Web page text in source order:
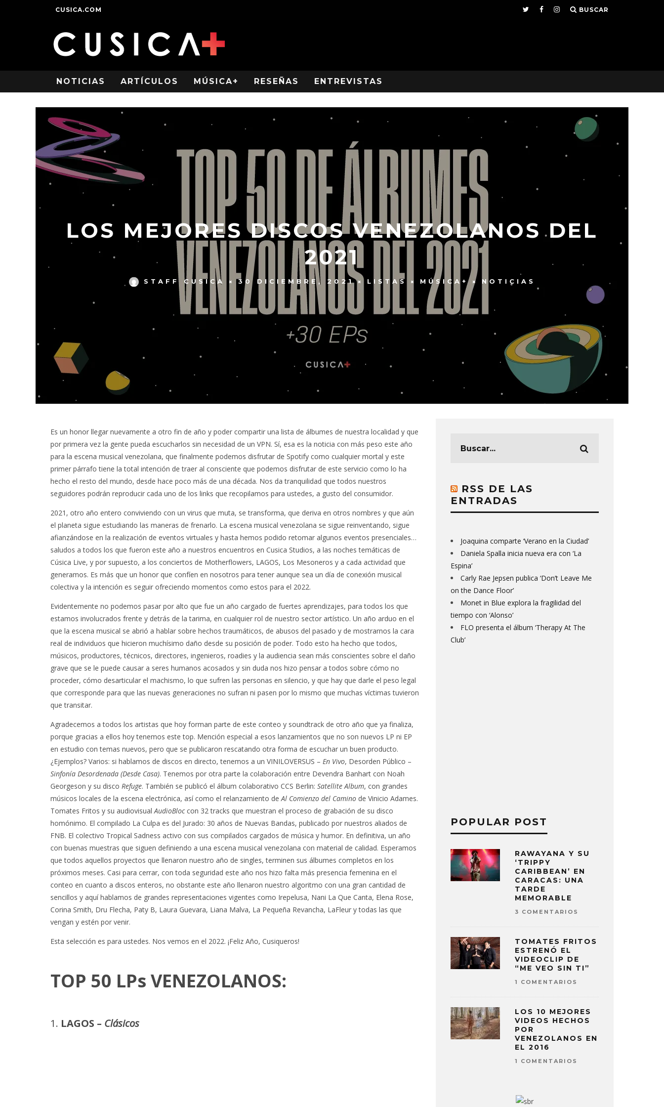
CUSICA.COM BUSCAR
NOTICIAS ARTÍCULOS MÚSICA+ RESEÑAS ENTREVISTAS
LOS MEJORES DISCOS VENEZOLANOS DEL
2021
STAFF CUSICA 30 DICIEMBRE, 2021 LISTAS MÚSICA+ NOTICIAS
Es un honor llegar nuevamente a otro fin de año y poder compartir una lista de álbumes de nuestra localidad y que
por primera vez la gente pueda escucharlos sin necesidad de un VPN. Sí, esa es la noticia con más peso este año
para la escena musical venezolana, que finalmente podemos disfrutar de Spotify como cualquier mortal y este
primer párrafo tiene la total intención de traer al consciente que podemos disfrutar de este servicio como lo ha
hecho el resto del mundo, desde hace poco más de una década. Nos da tranquilidad que todos nuestros
seguidores podrán reproducir cada uno de los links que recopilamos para ustedes, a gusto del consumidor.
2021, otro año entero conviviendo con un virus que muta, se transforma, que deriva en otros nombres y que aún
el planeta sigue estudiando las maneras de frenarlo. La escena musical venezolana se sigue reinventando, sigue
afianzándose en la realización de eventos virtuales y hasta hemos podido retomar algunos eventos presenciales…
saludos a todos los que fueron este año a nuestros encuentros en Cusica Studios, a las noches temáticas de
Cúsica Live, y por supuesto, a los conciertos de Motherflowers, LAGOS, Los Mesoneros y a cada actividad que
generamos. Es más que un honor que confíen en nosotros para tener aunque sea un día de conexión musical
colectiva y la intención es seguir ofreciendo momentos como estos para el 2022.
Evidentemente no podemos pasar por alto que fue un año cargado de fuertes aprendizajes, para todos los que
estamos involucrados frente y detrás de la tarima, en cualquier rol de nuestro sector artístico. Un año arduo en el
que la escena musical se abrió a hablar sobre hechos traumáticos, de abusos del pasado y de mostrarnos la cara
real de individuos que hicieron muchísimo daño desde su posición de poder. Todo esto ha hecho que todos,
músicos, productores, técnicos, directores, ingenieros, roadies y la audiencia sean más conscientes sobre el daño
grave que se le puede causar a seres humanos acosados y sin duda nos hizo pensar a todos sobre cómo no
proceder, cómo desarticular el machismo, lo que sufren las personas en silencio, y que hay que darle el peso legal
que corresponde para que las nuevas generaciones no sufran ni pasen por lo mismo que muchas víctimas tuvieron
que transitar.
Agradecemos a todos los artistas que hoy forman parte de este conteo y soundtrack de otro año que ya finaliza,
porque gracias a ellos hoy tenemos este top. Mención especial a esos lanzamientos que no son nuevos LP ni EP
en estudio con temas nuevos, pero que se publicaron rescatando otra forma de escuchar un buen producto.
¿Ejemplos? Varios: si hablamos de discos en directo, tenemos a un VINILOVERSUS – En Vivo, Desorden Público –
Sinfonía Desordenada (Desde Casa). Tenemos por otra parte la colaboración entre Devendra Banhart con Noah
Georgeson y su disco Refuge. También se publicó el álbum colaborativo CCS Berlin: Satellite Album, con grandes
músicos locales de la escena electrónica, así como el relanzamiento deAl Comienzo del Camino de Vinicio Adames.
Tomates Fritos y su audiovisualAudioBloccon 32 tracks que muestran el proceso de grabación de su disco
homónimo. El compilado La Culpa es del Jurado: 30 años de Nuevas Bandas, publicado por nuestros aliados de
FNB. El colectivo Tropical Sadness activo con sus compilados cargados de música y humor. En definitiva, un año
con buenas muestras que siguen definiendo a una escena musical venezolana con material de calidad. Esperamos
que todos aquellos proyectos que llenaron nuestro año de singles, terminen sus álbumes completos en los
próximos meses. Casi para cerrar, con toda seguridad este año nos hizo falta más presencia femenina en el
conteo en cuanto a discos enteros, no obstante este año llenaron nuestro algoritmo con una gran cantidad de
sencillos y aquí hablamos de grandes representaciones vigentes como Irepelusa, Nani La Que Canta, Elena Rose,
Corina Smith, Dru Flecha, Paty B, Laura Guevara, Liana Malva, La Pequeña Revancha, LaFleur y todas las que
vengan y estén por venir.
Esta selección es para ustedes. Nos vemos en el 2022. ¡Feliz Año, Cusiqueros!
TOP 50 LPs VENEZOLANOS:
LAGOS – Clásicos
RSS DE LAS
ENTRADAS
Joaquina comparte ‘Verano en la Ciudad’
Daniela Spalla inicia nueva era con ‘La
Espina’
Carly Rae Jepsen publica ‘Don’t Leave Me
on the Dance Floor’
Monet in Blue explora la fragilidad del
tiempo con ‘Alonso’
FLO presenta el álbum ‘Therapy At The
Club’
POPULAR POST
RAWAYANA Y SU
‘TRIPPY
CARIBBEAN’ EN
CARACAS: UNA
TARDE
MEMORABLE
3 COMENTARIOS
TOMATES FRITOS
ESTRENÓ EL
VIDEOCLIP DE
“ME VEO SIN TI”
1 COMENTARIOS
LOS 10 MEJORES
VIDEOS HECHOS
POR
VENEZOLANOS EN
EL 2016
1 COMENTARIOS